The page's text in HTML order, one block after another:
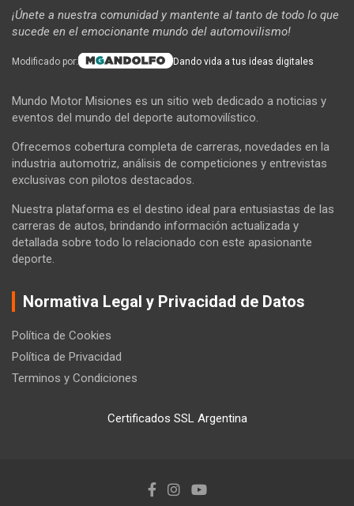
¡Únete a nuestra comunidad y mantente al tanto de todo lo que
sucede en el emocionante mundo del automovilismo!
Modificado por: Dando vida a tus ideas digitales
Mundo Motor Misiones es un sitio web dedicado a noticias y
eventos del mundo del deporte automovilístico.
Ofrecemos cobertura completa de carreras, novedades en la
industria automotriz, análisis de competiciones y entrevistas
exclusivas con pilotos destacados.
Nuestra plataforma es el destino ideal para entusiastas de las
carreras de autos, brindando información actualizada y
detallada sobre todo lo relacionado con este apasionante
deporte.
Normativa Legal y Privacidad de Datos
Política de Cookies
Política de Privacidad
Terminos y Condiciones
Certificados SSL Argentina